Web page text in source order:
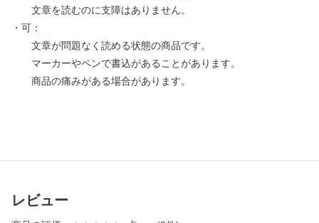
文章を読むのに支障はありません。
・可：
文章が問題なく読める状態の商品です。
マーカーやペンで書込があることがあります。
商品の痛みがある場合があります。
レビュー